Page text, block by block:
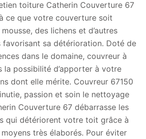
toiture Catherin Couverture 67
ce que votre couverture soit
des lichens et d’autres
favorisant sa détérioration. Doté de
dans le domaine, couvreur à
la possibilité d’apporter à votre
dont elle mérite. Couvreur 67150
passion et soin le nettoyage
Couverture 67 débarrasse les
qui détériorent votre toit grâce à
très élaborés. Pour éviter